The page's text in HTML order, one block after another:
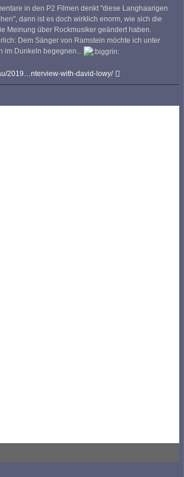
in den P2 Filmen denkt "diese Langhaarigen
dann ist es doch wirklich enorm, wie sich die
Meinung über Rockmusiker geändert haben.
Dem Sänger von Ramstein möchte ich unter
im Dunkeln begegnen...
2019…nterview-with-david-lowy/